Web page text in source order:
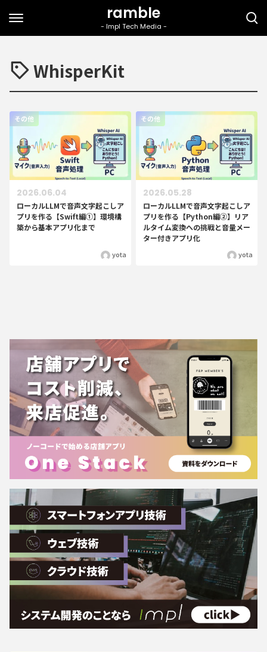
WhisperKit
その他
ローカルLLMで音声文字起こしア
プリを作る【Swift編①】環境構
築から基本アプリ化まで
2026.06.04
yota
その他
ローカルLLMで音声文字起こしア
プリを作る【Python編②】リア
ルタイム変換への挑戦と音量メー
ター付きアプリ化
2026.05.28
yota